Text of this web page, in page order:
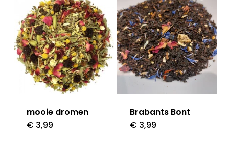
mooie dromen
€ 3,99
Brabants Bont
€ 3,99